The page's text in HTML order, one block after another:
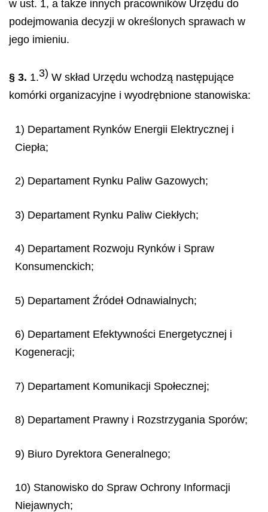
w ust. 1, a także innych pracowników Urzędu do
podejmowania decyzji w określonych sprawach w
jego imieniu.
§ 3. 1.3) W skład Urzędu wchodzą następujące
komórki organizacyjne i wyodrębnione stanowiska:
1) Departament Rynków Energii Elektrycznej i
Ciepła;
2) Departament Rynku Paliw Gazowych;
3) Departament Rynku Paliw Ciekłych;
4) Departament Rozwoju Rynków i Spraw
Konsumenckich;
5) Departament Źródeł Odnawialnych;
6) Departament Efektywności Energetycznej i
Kogeneracji;
7) Departament Komunikacji Społecznej;
8) Departament Prawny i Rozstrzygania Sporów;
9) Biuro Dyrektora Generalnego;
10) Stanowisko do Spraw Ochrony Informacji
Niejawnych;